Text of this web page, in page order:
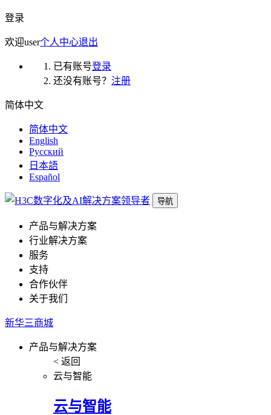
登录
欢迎user个人中心退出
已有账号登录
还没有账号？ 注册
简体中文
简体中文
English
Русский
日本語
Español
导航
产品与解决方案
行业解决方案
服务
支持
合作伙伴
关于我们
新华三商城
产品与解决方案
< 返回
云与智能
云与智能